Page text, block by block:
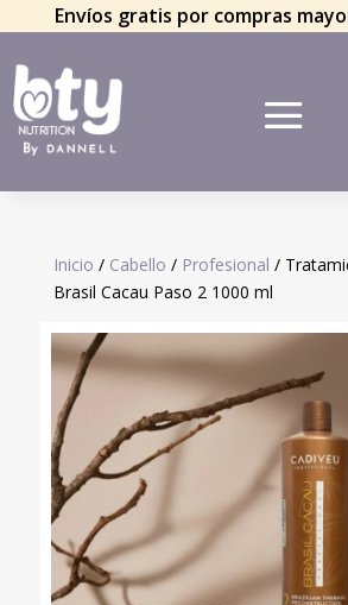
Envíos gratis por compras
Inicio / Cabello / Profesional /
Brasil Cacau Paso 2 1000 ml